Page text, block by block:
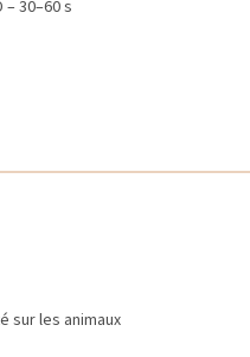
– 30–60 s
sur les animaux